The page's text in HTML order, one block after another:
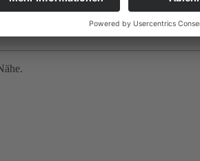
sozialer Arbeitgeber sind